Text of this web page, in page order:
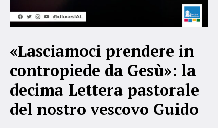
«Lasciamoci prendere in
contropiede da Gesù»: la
decima Lettera pastorale
del nostro vescovo Guido